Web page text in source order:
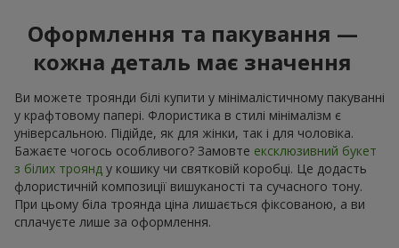
Оформлення та пакування —
кожна деталь має значення
Ви можете троянди білі купити у мінімалістичному пакуванні
у крафтовому папері. Флористика в стилі мінімалізм є
універсальною. Підійде, як для жінки, так і для чоловіка.
Бажаєте чогось особливого? Замовте ексклюзивний букет
з білих троянд у кошику чи святковій коробці. Це додасть
флористичній композиції вишуканості та сучасного тону.
При цьому біла троянда ціна лишається фіксованою, а ви
сплачуєте лише за оформлення.